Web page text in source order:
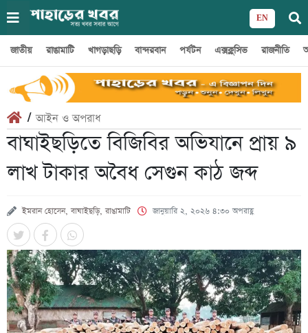
EN
জাতীয় রাঙামাটি খাগড়াছড়ি বান্দরবান পর্যটন এক্সক্লুসিভ রাজনীতি
/আইন ও অপরাধ
বাঘাইছড়িতে বিজিবির অভিযানে প্রায় ৯
লাখ টাকার অবৈধ সেগুন কাঠ জব্দ
ইমরান হোসেন, বাঘাইছড়ি, রাঙামাটি জানুয়ারি ২, ২০২৬ ৪:৩০ অপরাহ্ণ